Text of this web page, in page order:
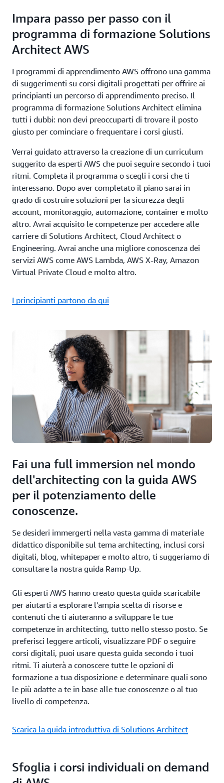
Impara passo per passo con il
programma di formazione Solutions
Architect AWS
I programmi di apprendimento AWS offrono una gamma
di suggerimenti su corsi digitali progettati per offrire ai
principianti un percorso di apprendimento preciso. Il
programma di formazione Solutions Architect elimina
tutti i dubbi: non devi preoccuparti di trovare il posto
giusto per cominciare o frequentare i corsi giusti.
Verrai guidato attraverso la creazione di un curriculum
suggerito da esperti AWS che puoi seguire secondo i tuoi
ritmi. Completa il programma o scegli i corsi che ti
interessano. Dopo aver completato il piano sarai in
grado di costruire soluzioni per la sicurezza degli
account, monitoraggio, automazione, container e molto
altro. Avrai acquisito le competenze per accedere alle
carriere di Solutions Architect, Cloud Architect o
Engineering. Avrai anche una migliore conoscenza dei
servizi AWS come AWS Lambda, AWS X-Ray, Amazon
Virtual Private Cloud e molto altro.
I principianti partono da qui
Fai una full immersion nel mondo
dell'architecting con la guida AWS
per il potenziamento delle
conoscenze.
Se desideri immergerti nella vasta gamma di materiale
didattico disponibile sul tema architecting, inclusi corsi
digitali, blog, whitepaper e molto altro, ti suggeriamo di
consultare la nostra guida Ramp-Up.
Gli esperti AWS hanno creato questa guida scaricabile
per aiutarti a esplorare l'ampia scelta di risorse e
contenuti che ti aiuteranno a sviluppare le tue
competenze in architecting, tutto nello stesso posto. Se
preferisci leggere articoli, visualizzare PDF o seguire
corsi digitali, puoi usare questa guida secondo i tuoi
ritmi. Ti aiuterà a conoscere tutte le opzioni di
formazione a tua disposizione e determinare quali sono
le più adatte a te in base alle tue conoscenze o al tuo
livello di competenza.
Scarica la guida introduttiva di Solutions Architect
Sfoglia i corsi individuali on demand